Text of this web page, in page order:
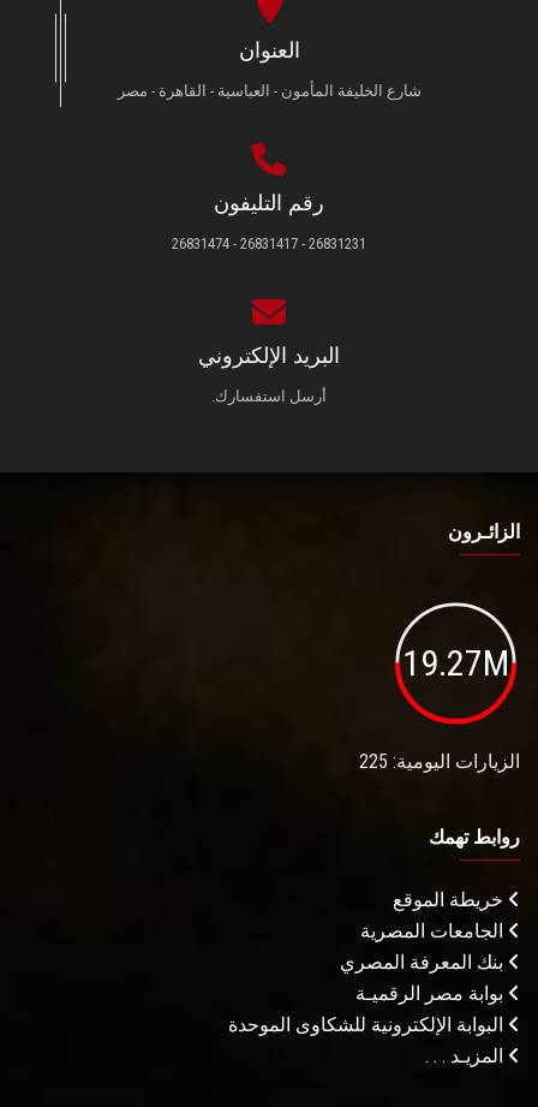
العنوان
شارع الخليفة المأمون - العباسية - القاهرة - مصر
رقم التليفون
26831231 - 26831417 - 26831474
البريد الإلكتروني
أرسل استفسارك.
الزائـرون
19.27M
الزيارات اليومية: 225
روابط تهمك
خريطة الموقع
الجامعات المصرية
بنك المعرفة المصري
بوابة مصر الرقميـة
البوابة الإلكترونية للشكاوى الموحدة
المزيـد . . .